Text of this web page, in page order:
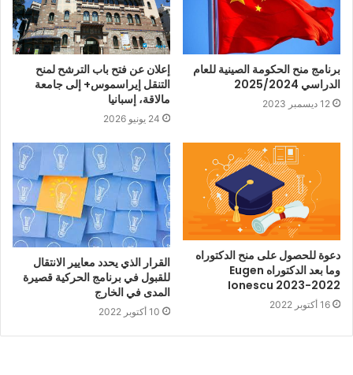
برنامج منح الحكومة الصينية للعام
الدراسي 2025/2024
12 ديسمبر 2023
إعلان عن فتح باب الترشح لمنح
التنقل إيراسموس+ إلى جامعة
مالاقة، إسبانيا
24 يونيو 2026
دعوة للحصول على منح الدكتوراه
وما بعد الدكتوراه Eugen
Ionescu 2023-2022
16 أكتوبر 2022
القرار الذي يحدد معايير الانتقال
للقبول في برنامج الحركية قصيرة
المدى في الخارج
10 أكتوبر 2022